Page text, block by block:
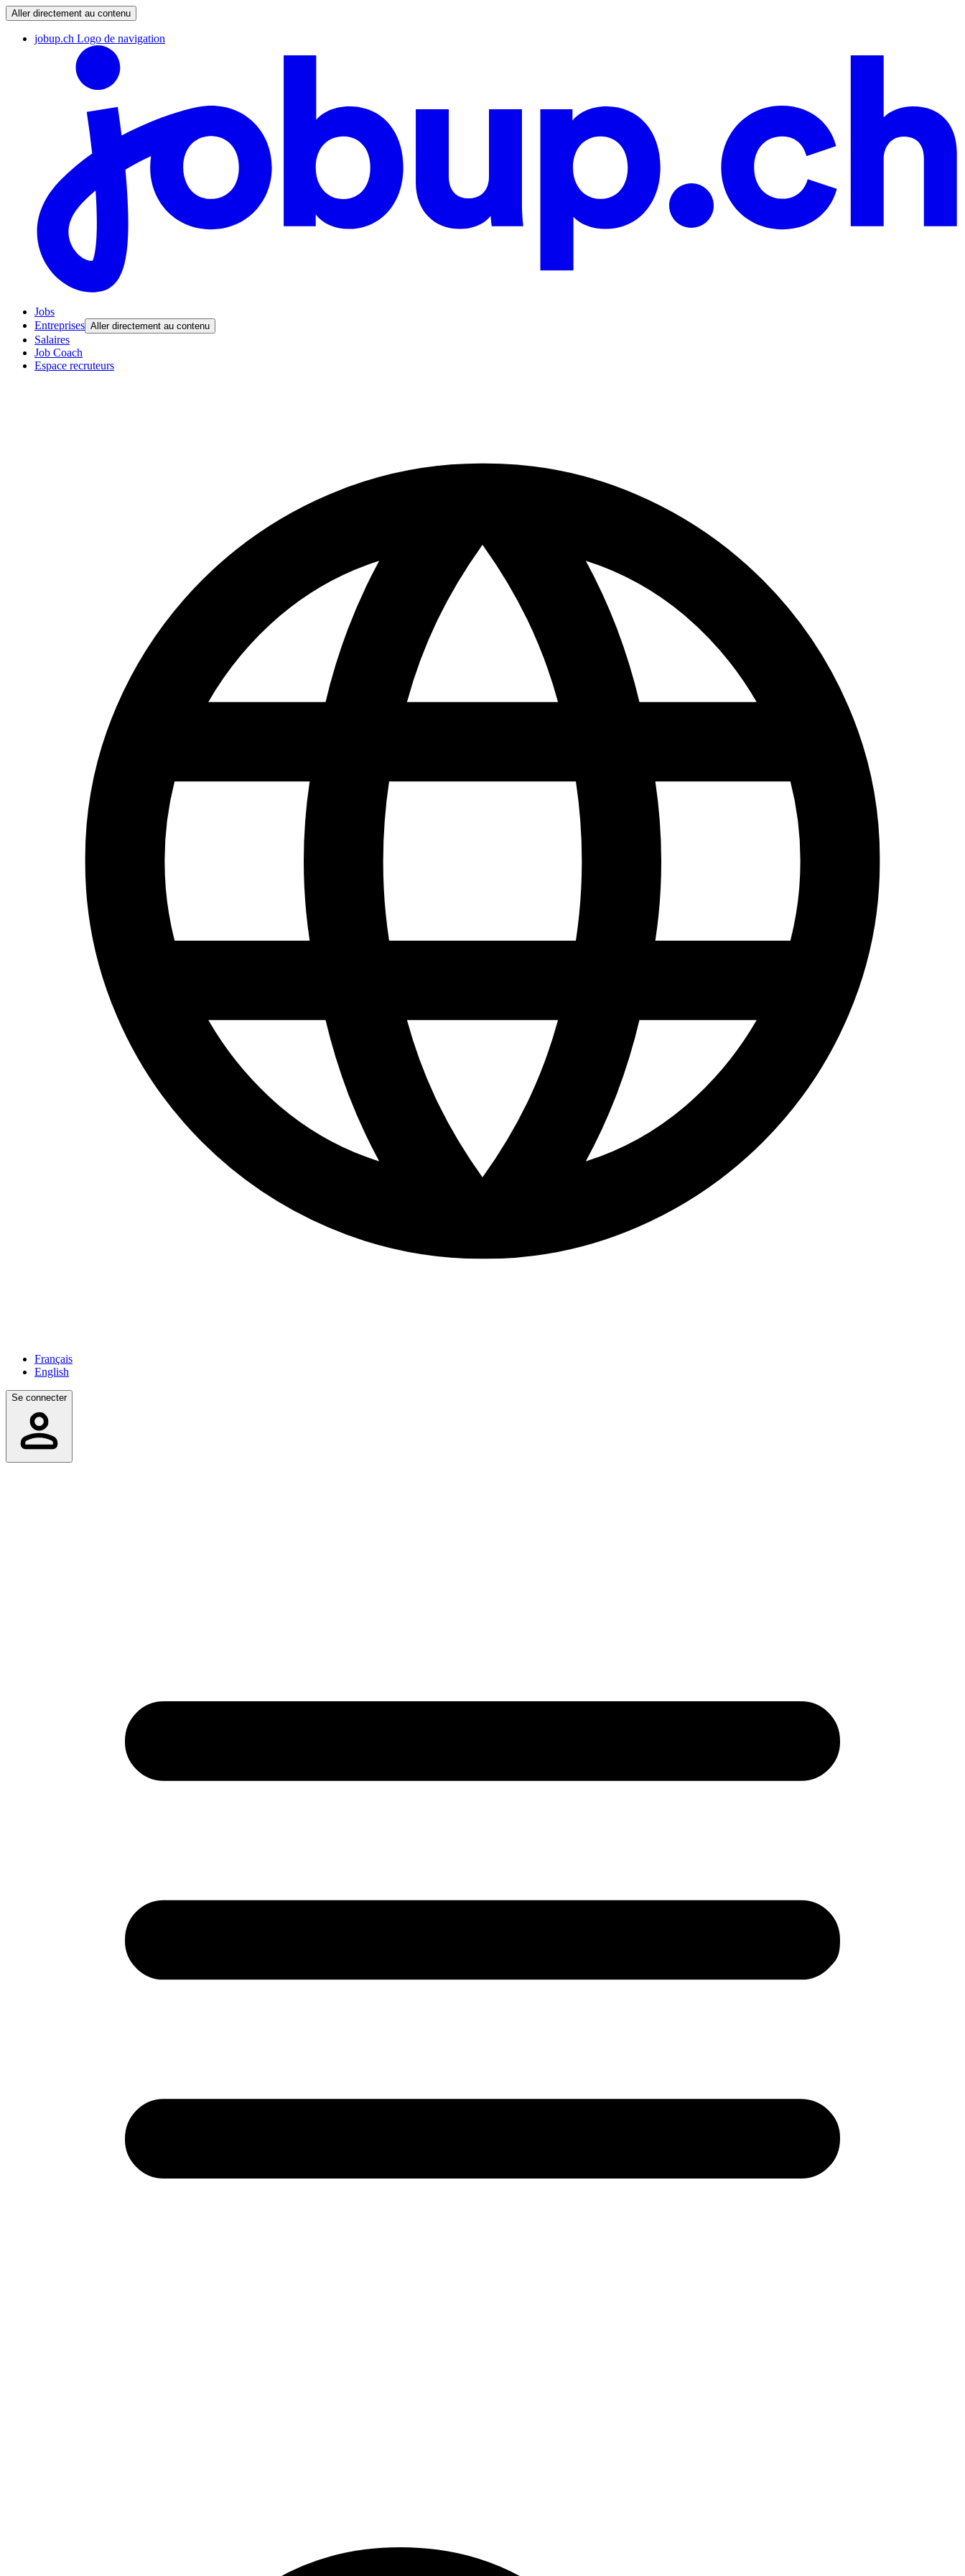
Aller directement au contenu
jobup.ch Logo de navigation
Jobs
Entreprises Aller directement au contenu
Salaires
Job Coach
Espace recruteurs
Français
English
Se connecter